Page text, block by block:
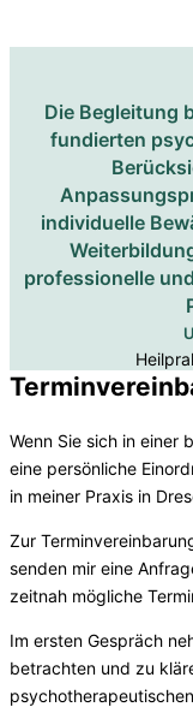
Die Begleitung
fundierten
individuelle
professionelle
Wenn Sie sich in einer
eine persönliche
in meiner Praxis in
Zur
senden mir eine
zeitnah mögliche
Im ersten Gespräch
betrachten und zu